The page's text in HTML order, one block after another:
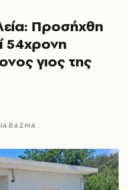
Προσήχθη
54χρονη
γιος της